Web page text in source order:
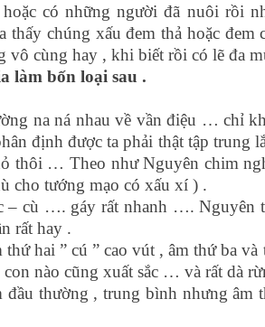
có những người đã nuôi rồi
thấy chúng xấu đem thả hoặc
vô cùng hay , khi biết rồi có lẽ đa
làm bốn loại sau .
na ná nhau về vần điệu … chỉ
định được ta phải thật tập trung
thôi … Theo như Nguyên chim
cho tướng mạo có xấu xí ) .
– cù …. gáy rất nhanh …. Nguyên
rất hay .
hai ” cú ” cao vút , âm thứ ba
nào cũng xuất sắc … và rất dà
thường , trung bình nhưng âm